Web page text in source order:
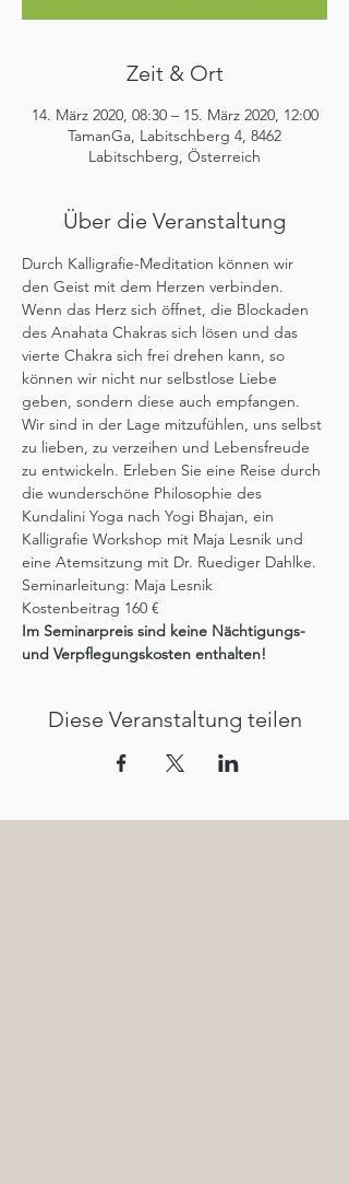
Zeit & Ort
14. März 2020, 08:30 – 15. März 2020, 12:00
TamanGa, Labitschberg 4, 8462
Labitschberg, Österreich
Über die Veranstaltung
Durch Kalligrafie-Meditation können wir
den Geist mit dem Herzen verbinden.
Wenn das Herz sich öffnet, die Blockaden
des Anahata Chakras sich lösen und das
vierte Chakra sich frei drehen kann, so
können wir nicht nur selbstlose Liebe
geben, sondern diese auch empfangen.
Wir sind in der Lage mitzufühlen, uns selbst
zu lieben, zu verzeihen und Lebensfreude
zu entwickeln. Erleben Sie eine Reise durch
die wunderschöne Philosophie des
Kundalini Yoga nach Yogi Bhajan, ein
Kalligrafie Workshop mit Maja Lesnik und
eine Atemsitzung mit Dr. Ruediger Dahlke.
Seminarleitung: Maja Lesnik
Kostenbeitrag 160 €
Im Seminarpreis sind keine Nächtigungs-
und Verpflegungskosten enthalten!
Diese Veranstaltung teilen